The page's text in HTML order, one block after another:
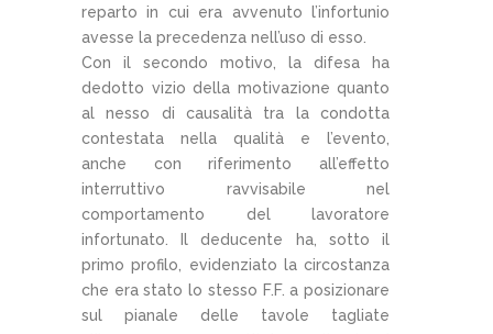
reparto in cui era avvenuto l’infortunio
avesse la precedenza nell’uso di esso.
Con il secondo motivo, la difesa ha
dedotto vizio della motivazione quanto
al nesso di causalità tra la condotta
contestata nella qualità e l’evento,
anche con riferimento all’effetto
interruttivo ravvisabile nel
comportamento del lavoratore
infortunato. Il deducente ha, sotto il
primo profilo, evidenziato la circostanza
che era stato lo stesso F.F. a posizionare
sul pianale delle tavole tagliate